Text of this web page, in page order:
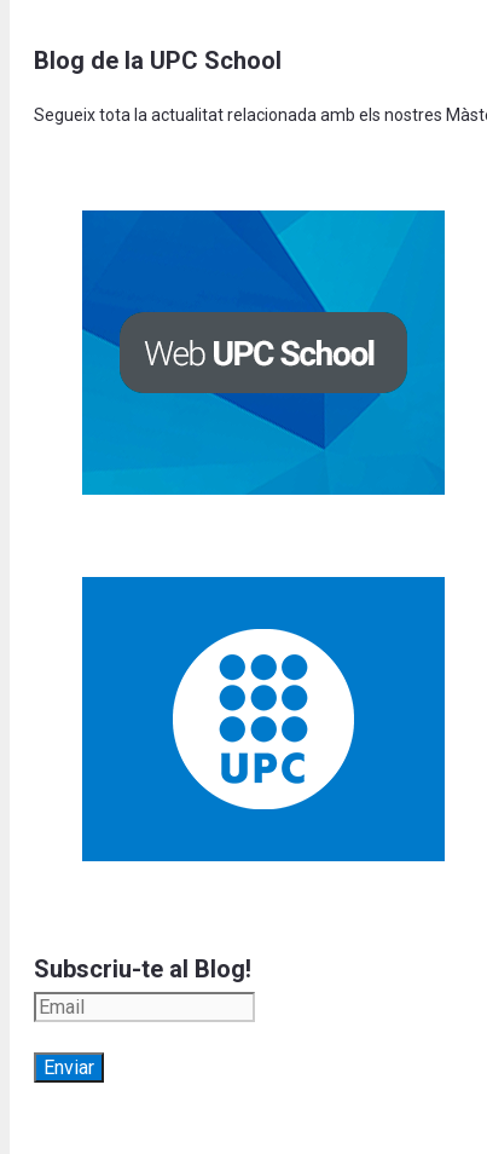
Blog de la UPC School
Segueix tota la actualitat relacionada amb els nostres
Subscriu-te al Blog!